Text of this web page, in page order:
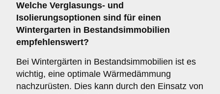
Welche Verglasungs- und
Isolierungsoptionen sind für einen
Wintergarten in Bestandsimmobilien
empfehlenswert?
Bei Wintergärten in Bestandsimmobilien ist es
wichtig, eine optimale Wärmedämmung
nachzurüsten. Dies kann durch den Einsatz von